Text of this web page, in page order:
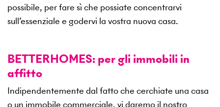
possibile, per fare sì che possiate concentrarvi
sull’essenziale e godervi la vostra nuova casa.
BETTERHOMES: per gli immobili in
affitto
Indipendentemente dal fatto che cerchiate una casa
o un immobile commerciale, vi daremo il nostro